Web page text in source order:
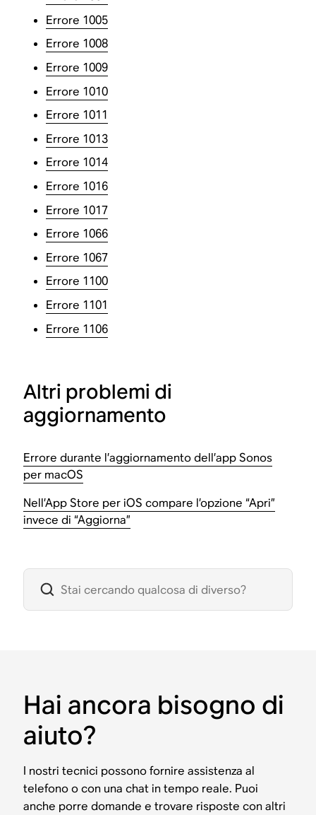
Errore 1005
Errore 1008
Errore 1009
Errore 1010
Errore 1011
Errore 1013
Errore 1014
Errore 1016
Errore 1017
Errore 1066
Errore 1067
Errore 1100
Errore 1101
Errore 1106
Altri problemi di
aggiornamento
Errore durante l’aggiornamento dell’app Sonos
per macOS
Nell’App Store per iOS compare l’opzione “Apri”
invece di “Aggiorna”
Hai ancora bisogno di
aiuto?
I nostri tecnici possono fornire assistenza al
telefono o con una chat in tempo reale. Puoi
anche porre domande e trovare risposte con altri